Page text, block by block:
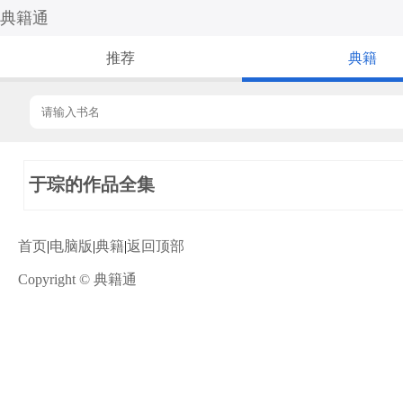
典籍通
推荐 典籍
于琮的作品全集
首页|电脑版|典籍|返回顶部
Copyright © 典籍通